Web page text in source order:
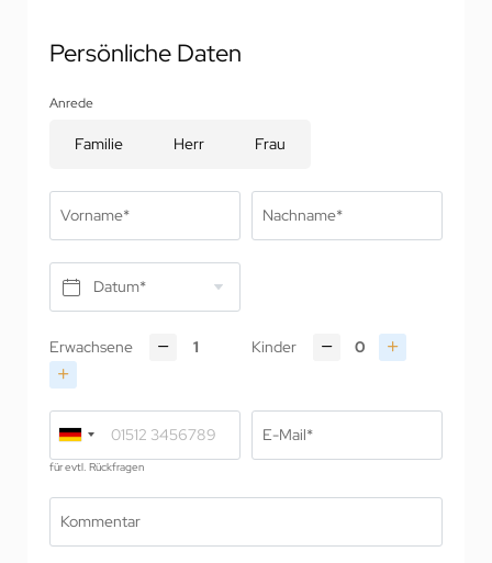
Persönliche Daten
Anrede
Familie Herr Frau
Vorname* Nachname*
Datum*
Erwachsene Kinder
für evtl. Rückfragen
E-Mail*
Kommentar